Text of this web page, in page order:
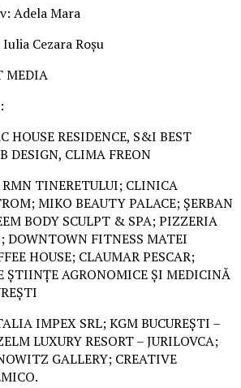
Adela Mara
Cezara Roșu
MEDIA
HOUSE RESIDENCE, S&I BEST
DESIGN, CLIMA FREON
TINERETULUI; CLINICA
MIKO BEAUTY PALACE; ȘERBAN
BODY SCULPT & SPA; PIZZERIA
DOWNTOWN FITNESS MATEI
HOUSE; CLAUMAR PESCAR;
ȘTIINȚE AGRONOMICE ȘI MEDICINĂ
IMPEX SRL; KGM BUCUREȘTI –
LUXURY RESORT – JURILOVCA;
GALLERY; CREATIVE